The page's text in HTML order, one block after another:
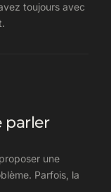
toujours avec
parler
une
Parfois, la